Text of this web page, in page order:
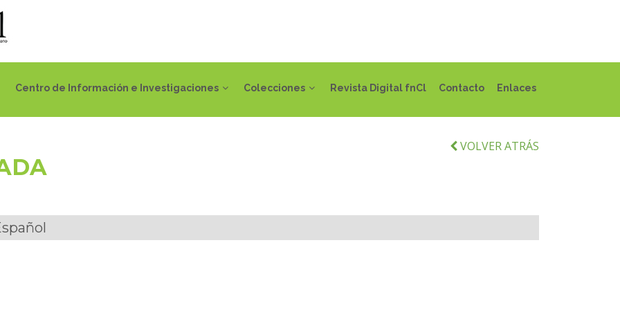
Centro de Información e Investigaciones Colecciones Revista Digital fnCl Contacto Enlaces
VOLVER ATRÁS